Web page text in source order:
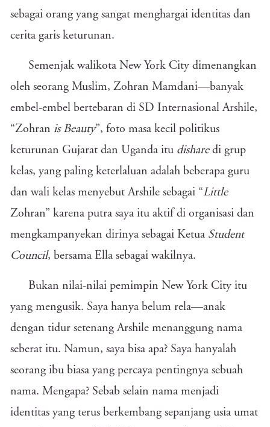
sebagai orang yang sangat menghargai identitas dan
cerita garis keturunan.
Semenjak walikota New York City dimenangkan
oleh seorang Muslim, Zohran Mamdani—banyak
embel-embel bertebaran di SD Internasional Arshile,
“Zohran is Beauty”, foto masa kecil politikus
keturunan Gujarat dan Uganda itu dishare di grup
kelas, yang paling keterlaluan adalah beberapa guru
dan wali kelas menyebut Arshile sebagai “Little
Zohran” karena putra saya itu aktif di organisasi dan
mengkampanyekan dirinya sebagai Ketua Student
Council, bersama Ella sebagai wakilnya.
Bukan nilai-nilai pemimpin New York City itu
yang mengusik. Saya hanya belum rela—anak
dengan tidur setenang Arshile menanggung nama
seberat itu. Namun, saya bisa apa? Saya hanyalah
seorang ibu biasa yang percaya pentingnya sebuah
nama. Mengapa? Sebab selain nama menjadi
identitas yang terus berkembang sepanjang usia umat